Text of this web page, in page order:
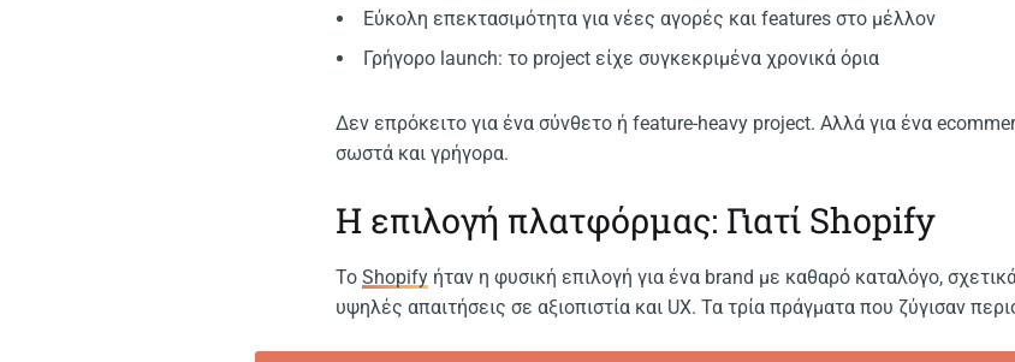
Εύκολη επεκτασιμότητα για νέες αγορές και features στο μέλλον
Γρήγορο launch: το project είχε συγκεκριμένα χρονικά όρια
Δεν επρόκειτο για ένα σύνθετο ή feature-heavy project. Αλλά για ένα
σωστά και γρήγορα.
Η επιλογή πλατφόρμας: Γιατί Shopify
ΤοShopify ήταν η φυσική επιλογή για ένα brand με καθαρό καταλόγο,
υψηλές απαιτήσεις σε αξιοπιστία και UX. Τα τρία πράγματα που ζύγισαν